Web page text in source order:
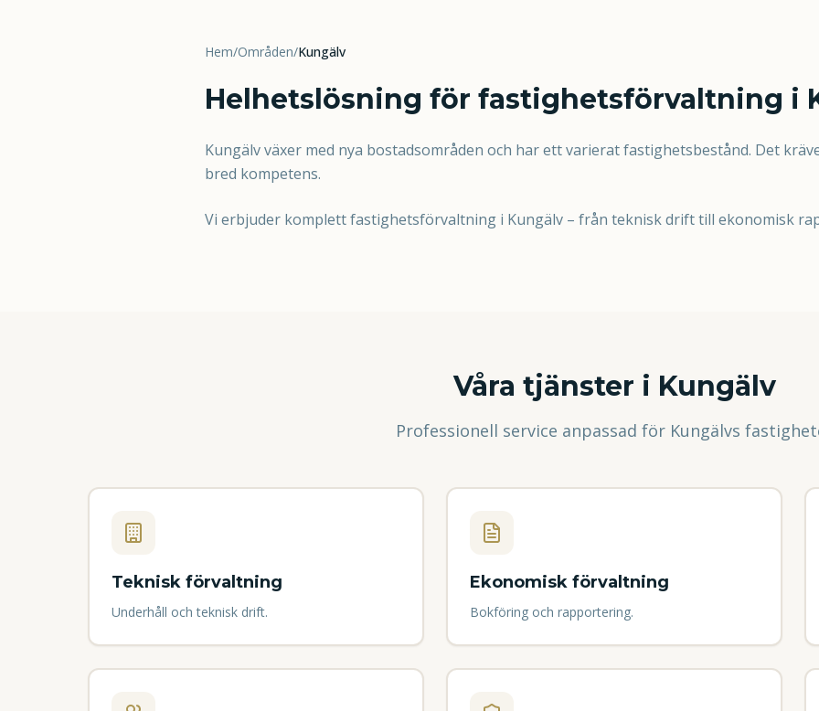
Hem/Områden/Kungälv
Helhetslösning för fastighetsförvaltning i
Kungälv växer med nya bostadsområden och har ett varierat fastighetsbestånd. Det
bred kompetens.
Vi erbjuder komplett fastighetsförvaltning i Kungälv – från teknisk drift till ekonomisk
Våra tjänster i Kungälv
Professionell service anpassad för Kungälvs
Teknisk förvaltning
Underhåll och teknisk drift.
Ekonomisk förvaltning
Bokföring och rapportering.